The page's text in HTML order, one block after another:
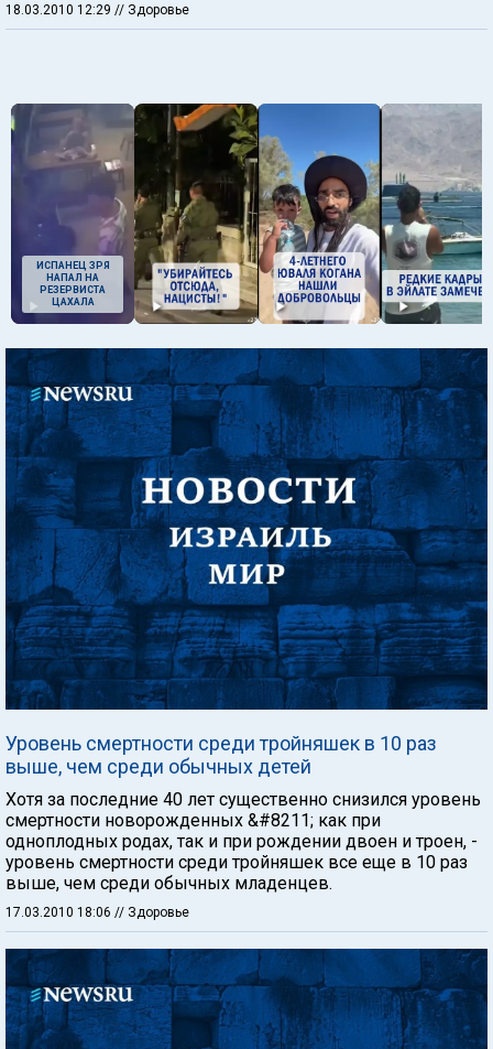
18.03.2010 12:29 // Здоровье
ИСПАНЕЦ ЗРЯ
НАПАЛ НА
РЕЗЕРВИСТА
ЦАХАЛА
Уровень смертности среди тройняшек в 10 раз
выше, чем среди обычных детей
Хотя за последние 40 лет существенно снизился уровень
смертности новорожденных &#8211; как при
одноплодных родах, так и при рождении двоен и троен, -
уровень смертности среди тройняшек все еще в 10 раз
выше, чем среди обычных младенцев.
17.03.2010 18:06 // Здоровье